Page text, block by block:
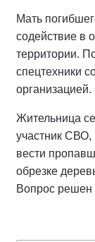
Мать
содействие в
территории.
спецтехники
организацией.
Жительница
участник СВО,
вести
обрезке
Вопрос решен